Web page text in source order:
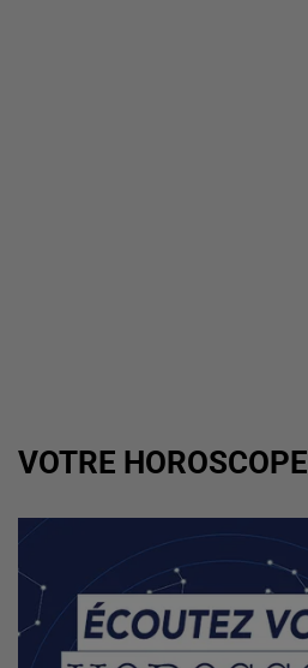
VOTRE HOROSCOPE